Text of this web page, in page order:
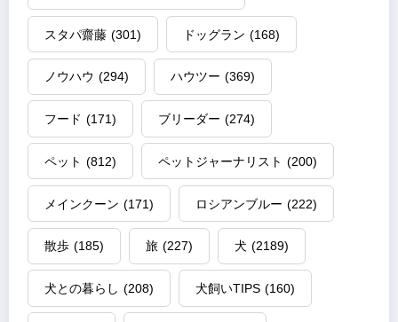
スタパ齋藤 (301) ドッグラン (168)
ノウハウ (294) ハウツー (369)
フード (171) ブリーダー (274)
ペット (812) ペットジャーナリスト (200)
メインクーン (171) ロシアンブルー (222)
散歩 (185) 旅 (227) 犬 (2189)
犬との暮らし (208) 犬飼いTIPS (160)